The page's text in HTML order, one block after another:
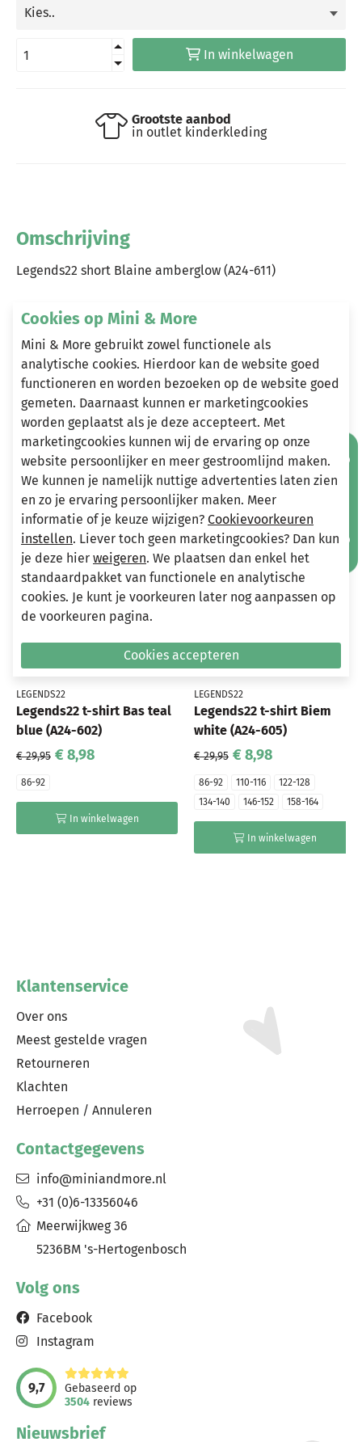
In winkelwagen
Grootste aanbod
in outlet kinderkleding
Omschrijving
Legends22 short Blaine amberglow (A24-611)
Heeft u vragen?
Stuur een e-mail
info@miniandmore.nl
Andere bekeken ook
Wellicht ook iets voor jou?
-70%
LEGENDS22
Legends22 t-shirt Bas teal
blue (A24-602)
€ 29,95 € 8,98
86-92
In winkelwagen
-70%
LEGENDS22
Legends22 t-shirt Biem
white (A24-605)
€ 29,95 € 8,98
86-92 110-116
122-128
134-140
146-152 158-164
In winkelwagen
Klantenservice
Over ons
Meest gestelde vragen
Retourneren
Klachten
Herroepen / Annuleren
Contactgegevens
info@miniandmore.nl
+31 (0)6-13356046
Meerwijkweg 36
5236BM 's-Hertogenbosch
Volg ons
Facebook
Instagram
9,7
Gebaseerd op
3504 reviews
Nieuwsbrief
Mis geen aanbiedingen!
Cookies op Mini & More
Mini & More gebruikt zowel functionele als
analytische cookies. Hierdoor kan de website goed
functioneren en worden bezoeken op de website goed
gemeten. Daarnaast kunnen er marketingcookies
worden geplaatst als je deze accepteert. Met
marketingcookies kunnen wij de ervaring op onze
website persoonlijker en meer gestroomlijnd maken.
We kunnen je namelijk nuttige advertenties laten zien
en zo je ervaring persoonlijker maken. Meer
informatie of je keuze wijzigen? Cookievoorkeuren
instellen. Liever toch geen marketingcookies? Dan kun
je deze hier weigeren. We plaatsen dan enkel het
standaardpakket van functionele en analytische
cookies. Je kunt je voorkeuren later nog aanpassen op
de voorkeuren pagina.
Cookies accepteren